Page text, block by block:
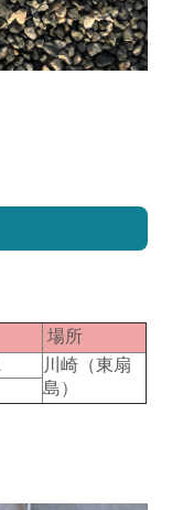
場所
川崎（東扇
島）